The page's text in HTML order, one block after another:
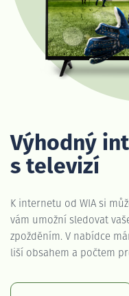
Výhodný
s televizí
K internetu od WIA si
vám umožní sledovat
zpožděním. V nabídce
liší obsahem a počtem